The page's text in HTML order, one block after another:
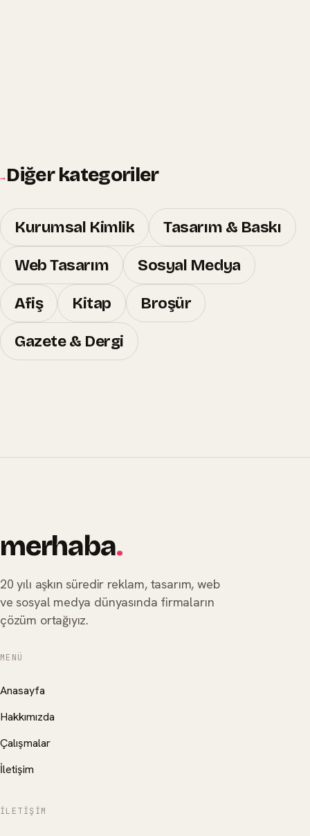
→Diğer kategoriler
Kurumsal Kimlik Tasarım & Baskı
Web Tasarım Sosyal Medya
Afiş Kitap Broşür
Gazete & Dergi
merhaba.
20 yılı aşkın süredir reklam, tasarım, web
ve sosyal medya dünyasında firmaların
çözüm ortağıyız.
MENÜ
Anasayfa
Hakkımızda
Çalışmalar
İletişim
İLETIŞIM